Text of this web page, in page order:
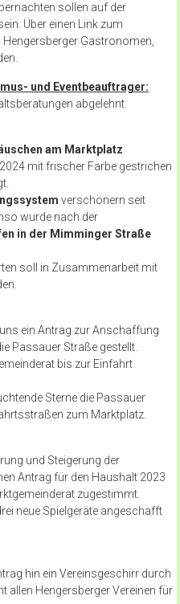
sollen auf der
Über einen Link zum
Hengersberger Gastronomen,
und Eventbeauftrager:
abgelehnt.
am Marktplatz
mit frischer Farbe gestrichen
verschönern seit
wurde nach der
in der Mimminger Straße
soll in Zusammenarbeit mit
ein Antrag zur Anschaffung
Passauer Straße gestellt.
bis zur Einfahrt
Sterne die Passauer
zum Marktplatz.
und Steigerung der
Antrag für den Haushalt 2023
zugestimmt.
neue Spielgeräte angeschafft
hin ein Vereinsgeschirr durch
allen Hengersberger Vereinen für